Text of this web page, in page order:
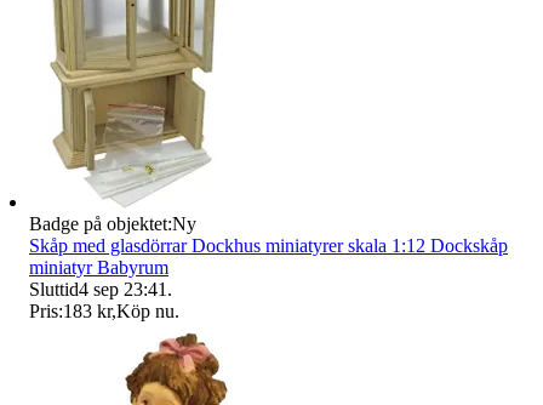
Badge på objektet:Ny
Skåp med glasdörrar Dockhus miniatyrer skala 1:12 Dockskåp
miniatyr Babyrum
Sluttid4 sep 23:41 .
Pris:183 kr,Köp nu.